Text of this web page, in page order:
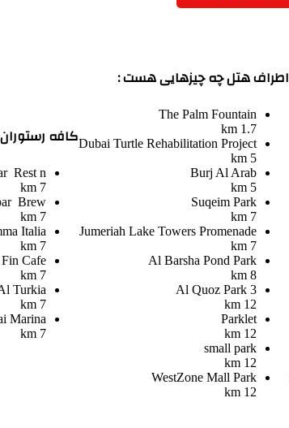
اطراف هتل چه چیزهایی هست :
The Palm Fountain
1.7 km
Dubai Turtle Rehabilitation Project
5 km
Burj Al Arab
5 km
Suqeim Park
7 km
Jumeriah Lake Towers Promenade
7 km
Al Barsha Pond Park
8 km
Al Quoz Park 3
12 km
Parklet
12 km
small park
12 km
WestZone Mall Park
12 km
کافه
Rest n
7 km
Brew
7 km
Italia
7 km
Cafe
7 km
Turkia
7 km
Marina
7 km